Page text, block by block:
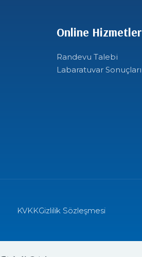
Online Hizmetler
Randevu Talebi
Labaratuvar Sonuçları
KVKKGizlilik Sözleşmesi